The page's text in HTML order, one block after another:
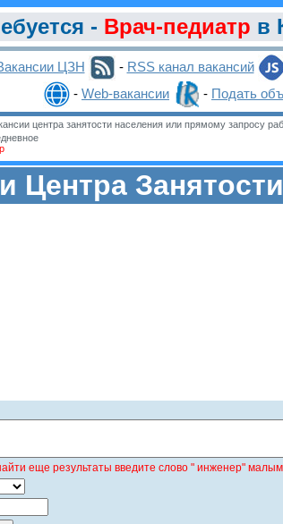
- Врач-педиатр в
ЦЗН - RSS канал вакансий
- Web-вакансии - Подать
центра занятости населения или прямому запросу
Центра Занятости
еще результаты введите слово " инженер"